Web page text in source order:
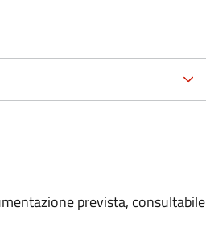
prevista, consultabile